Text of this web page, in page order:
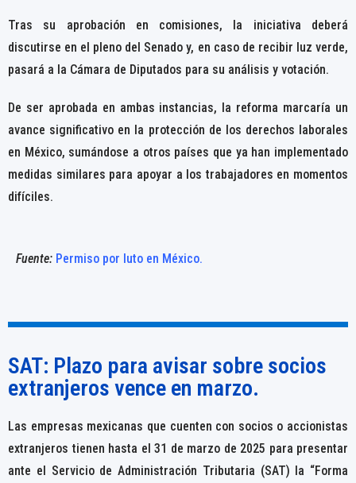
Tras su aprobación en comisiones, la iniciativa deberá
discutirse en el pleno del Senado y, en caso de recibir luz verde,
pasará a la Cámara de Diputados para su análisis y votación.
De ser aprobada en ambas instancias, la reforma marcaría un
avance significativo en la protección de los derechos laborales
en México, sumándose a otros países que ya han implementado
medidas similares para apoyar a los trabajadores en momentos
difíciles.
Fuente: Permiso por luto en México.
SAT: Plazo para avisar sobre socios
extranjeros vence en marzo.
Las empresas mexicanas que cuenten con socios o accionistas
extranjeros tienen hasta el 31 de marzo de 2025 para presentar
ante el Servicio de Administración Tributaria (SAT) la “Forma